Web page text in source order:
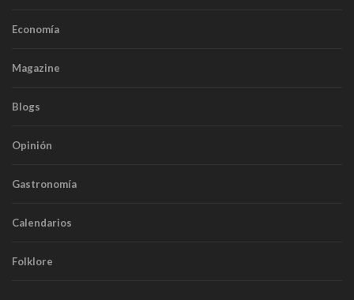
Economía
Magazine
Blogs
Opinión
Gastronomía
Calendarios
Folklore